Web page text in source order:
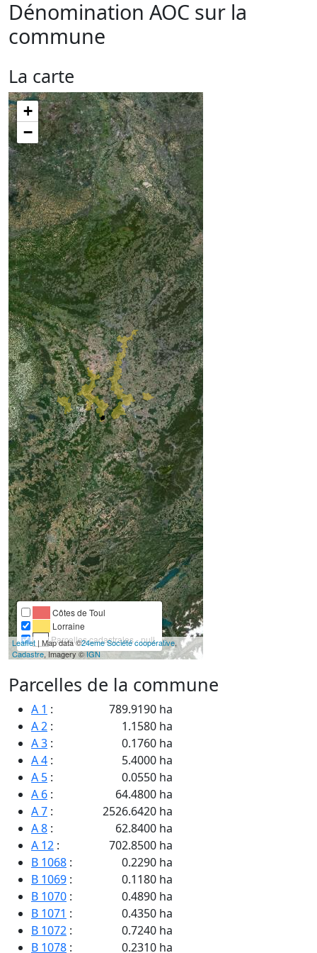
Dénomination AOC sur la
commune
La carte
+
−
Côtes de Toul
Lorraine
Parcelles cadastrales - null
Leaflet | Map data ©24eme Société coopérative,
Cadastre, Imagery ©IGN
Parcelles de la commune
A 1 :
789.9190 ha
A 2 :
1.1580 ha
A 3 :
0.1760 ha
A 4 :
5.4000 ha
A 5 :
0.0550 ha
A 6 :
64.4800 ha
A 7 :
2526.6420 ha
A 8 :
62.8400 ha
A 12 :
702.8500 ha
B 1068 :
0.2290 ha
B 1069 :
0.1180 ha
B 1070 :
0.4890 ha
B 1071 :
0.4350 ha
B 1072 :
0.7240 ha
B 1078 : 0.2310 ha